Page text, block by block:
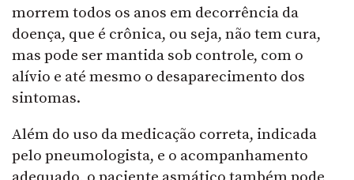
morrem todos os anos em decorrência da
doença, que é crônica, ou seja, não tem cura,
mas pode ser mantida sob controle, com o
alívio e até mesmo o desaparecimento dos
sintomas.
Além do uso da medicação correta, indicada
pelo pneumologista, e o acompanhamento